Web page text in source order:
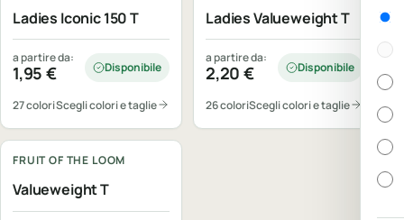
Ladies Iconic 150 T
a partire da:
1,95€ Disponibile
27 coloriScegli colori e taglie
Ladies Valueweight T
a partire da:
2,20€ Disponibile
26 coloriScegli colori e taglie
FRUIT OF THE LOOM
Valueweight T